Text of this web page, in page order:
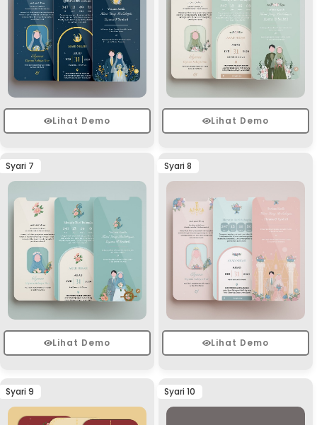
Lihat Demo Lihat Demo
Lihat Demo
Syari 7
Lihat Demo
Syari 8
Syari 9 Syari 10